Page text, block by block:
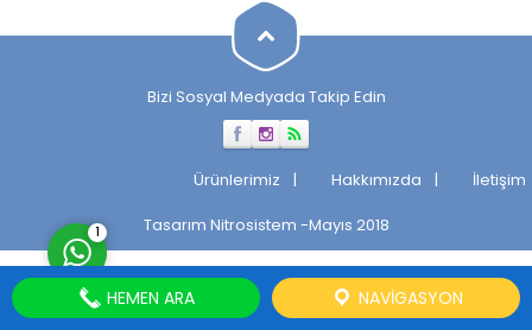
Bizi Sosyal Medyada Takip Edin
Ürünlerimiz Hakkımızda
İletişim
Tasarım Nitrosistem -Mayıs 2018
Cevap Yaz
1
HEMEN ARA NAVIGASYON